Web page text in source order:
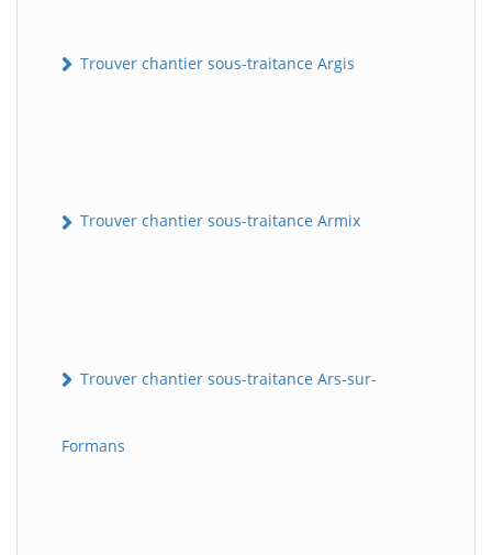
Trouver chantier sous-traitance Argis
Trouver chantier sous-traitance Armix
Trouver chantier sous-traitance Ars-sur-
Formans